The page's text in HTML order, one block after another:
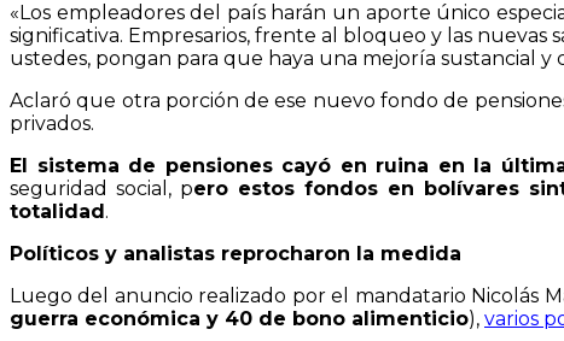
«Los empleadores del país harán un aporte único
significativa. Empresarios, frente al bloqueo y las
ustedes, pongan para que haya una mejoría sustancial y
Aclaró que otra porción de ese nuevo fondo de
privados.
El sistema de pensiones cayó en ruina en la
seguridad social, pero estos fondos en bolívares
totalidad .
Políticos y analistas reprocharon la medida
Luego del anuncio realizado por el mandatario Nicolás
guerra económica y 40 de bono alimenticio), varios